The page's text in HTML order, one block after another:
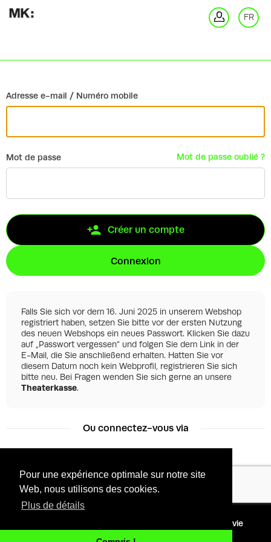
Pour une expérience optimale sur notre site
Web, nous utilisons des cookies.
Plus de détails
FR
Adresse e-mail / Numéro mobile
Mot de passe Mot de passe oublié ?
Créer un compte
Connexion
Falls Sie sich vor dem 16. Juni 2025 in unserem Webshop
registriert haben, setzen Sie bitte vor der ersten Nutzung
des neuen Webshops ein neues Passwort. Klicken Sie dazu
auf „Passwort vergessen“ und folgen Sie dem Link in der
E-Mail, die Sie anschließend erhalten. Hatten Sie vor
diesem Datum noch kein Webprofil, registrieren Sie sich
bitte neu. Bei Fragen wenden Sie sich gerne an unsere
Theaterkasse.
Ou connectez-vous via
Facebook
Tixly
Protection de la vie